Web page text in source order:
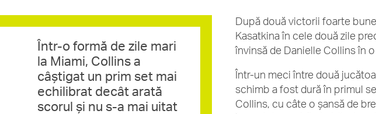
Într-o formă de zile mari
la Miami, Collins a
câștigat un prim set mai
echilibrat decât arată
scorul și nu s-a mai uitat
După două victorii foarte
Kasatkina în cele două zile
învinsă de Danielle Collins în
Într-un meci între două
schimb a fost dură în primul
Collins, cu câte o șansă de